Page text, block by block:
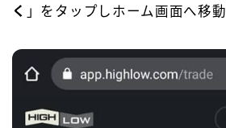
く 」をタップしホーム画面へ移動